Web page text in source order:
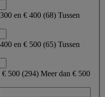
en € 400 (68) Tussen
en € 500 (65) Tussen
€ 500 (294) Meer dan € 500